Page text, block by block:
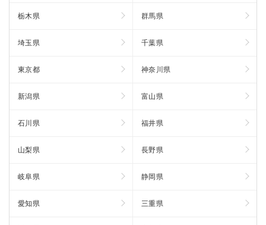
栃木県 群馬県
埼玉県 千葉県
東京都 神奈川県
新潟県 富山県
石川県 福井県
山梨県 長野県
岐阜県 静岡県
愛知県 三重県